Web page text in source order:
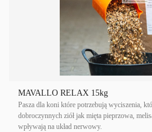
MAVALLO RELAX 15kg
Pasza dla koni które potrzebują wyciszenia,
dobroczynnych ziół jak mięta pieprzowa,
wpływają na układ nerwowy.